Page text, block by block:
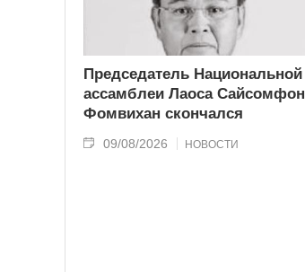
Председатель Национальной
ассамблеи Лаоса Сайсомфон
Фомвихан скончался
09/08/2026 НОВОСТИ